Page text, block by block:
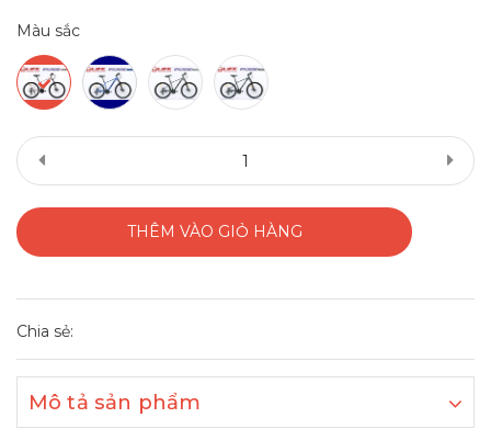
Màu sắc
THÊM VÀO GIỎ HÀNG
Chia sẻ:
Mô tả sản phẩm